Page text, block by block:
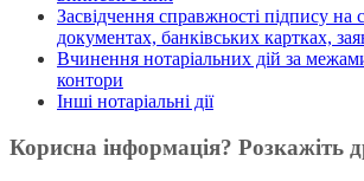
Засвідчення справжності підпису на
документах, банківських картках,
Вчинення нотаріальних дій за
контори
Інші нотаріальні дії
Корисна інформація? Розкажіть